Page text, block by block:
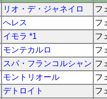
リオ・デ・ジャネイロ
フ
へレス
フ
イモラ *1
フ
モンテカルロ
フ
スパ・フランコルシャン フ
モントリオール
フ
デトロイト
フ